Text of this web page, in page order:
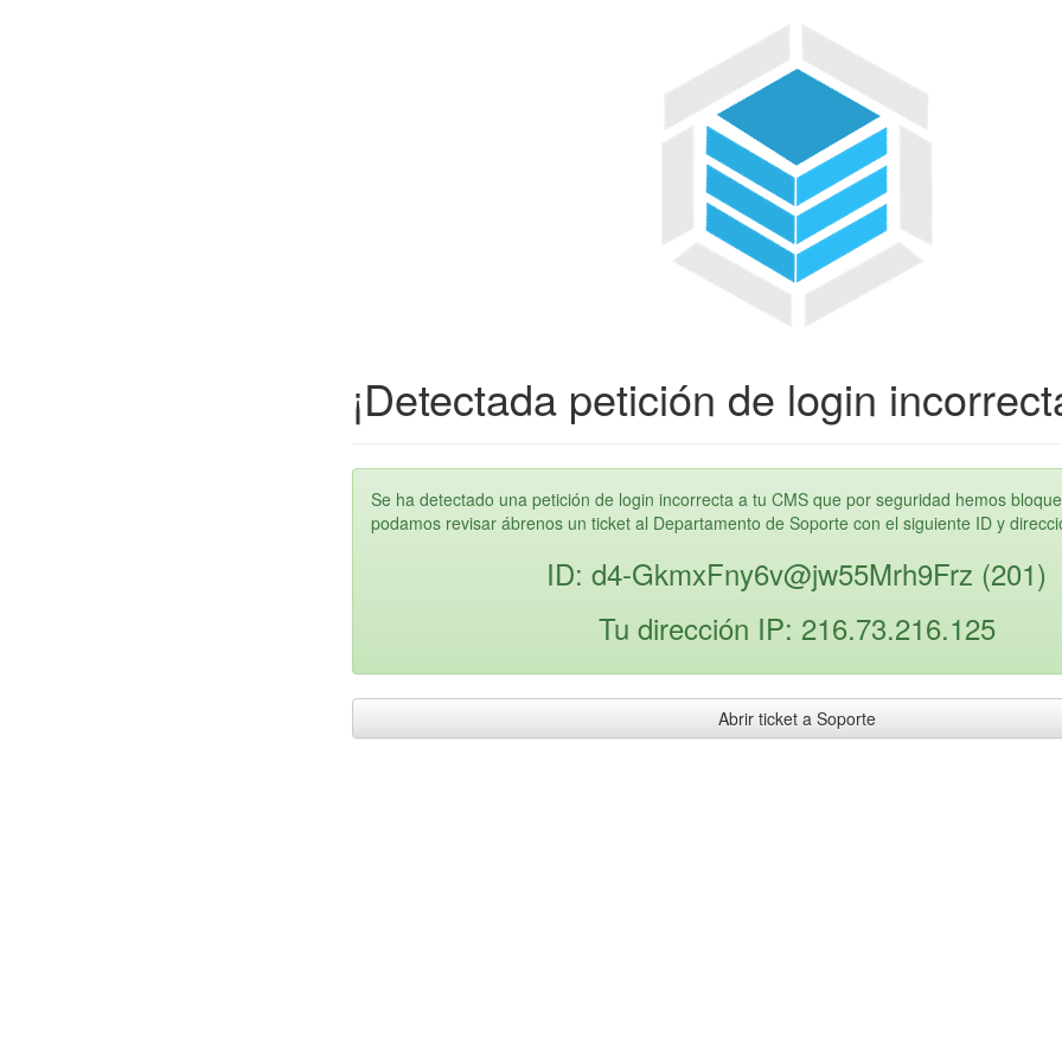
¡Detectada petición de login
Se ha detectado una petición de login incorrecta a tu CMS que por seguridad hemos
podamos revisar ábrenos un ticket al Departamento de Soporte con el siguiente ID y
ID: d4-GkmxFny6v@jw55Mrh9Frz (201)
Tu dirección IP: 216.73.216.125
Abrir ticket a Soporte